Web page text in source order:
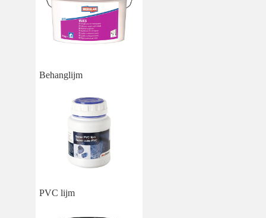
Behanglijm
PVC lijm